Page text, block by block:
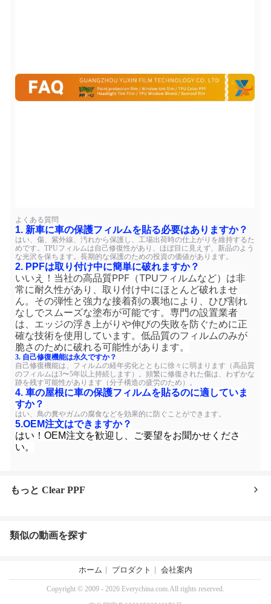
よくある質問
1. 新車に車の保護フィルムを貼る必要はありますか？
はい、傷、紫外線、汚れから保護し、工場出荷時の仕上がりを維持するた
めです。TPUフィルムは自己修復性があり、ほぼ目に見えず、新品のよう
な光沢を保ちます。長期的な保護のための投資の価値があります。
2. PPFは取り付け中に簡単に破れますか？
いいえ！当社の高品質PPF（TPUフィルムなど）は非
常に耐久性があり、取り付け中にほとんど破れませ
ん。その弾性と強力な接着剤の裏地により、ひび割れ
なしでスムーズな塗布が可能です。専門の設置業者
は、エッジの浮き上がりや伸びの失敗を防ぐために正
確な技術を使用しています。低品質のフィルムのみが
脆さのために破れる可能性があります。
3. 自己修復機能は永久ですか？
自己修復機能は、フィルムの経年劣化とともに徐々に弱まります（高品質
のフィルムは3〜5年以上持続します）。頻繁に修復された傷は、わずかな
跡を残す可能性があります（分子構造の疲労のため）。
4. 車の屋根に車の保護フィルムを貼るのに適していま
すか？
はい、鳥の糞やガムの腐食などを効果的に防ぐことができます。
5.OEM注文はできますか？
はい！OEM注文を歓迎し、ご要望をお聞かせくださ
い。
もっと Clear PPF
類似の動画を探す
ホーム プロダクト 会社案内
Copyright © 2009 - 2026 Everychina.com.All rights reserved.